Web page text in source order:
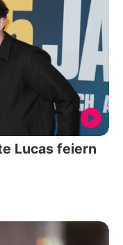
Lucas feiern